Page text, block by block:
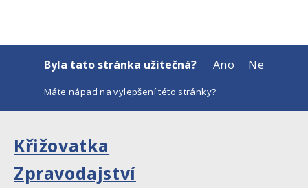
Byla tato stránka užitečná? Ano Ne
Máte nápad na vylepšení této stránky?
Křižovatka
Zpravodajství